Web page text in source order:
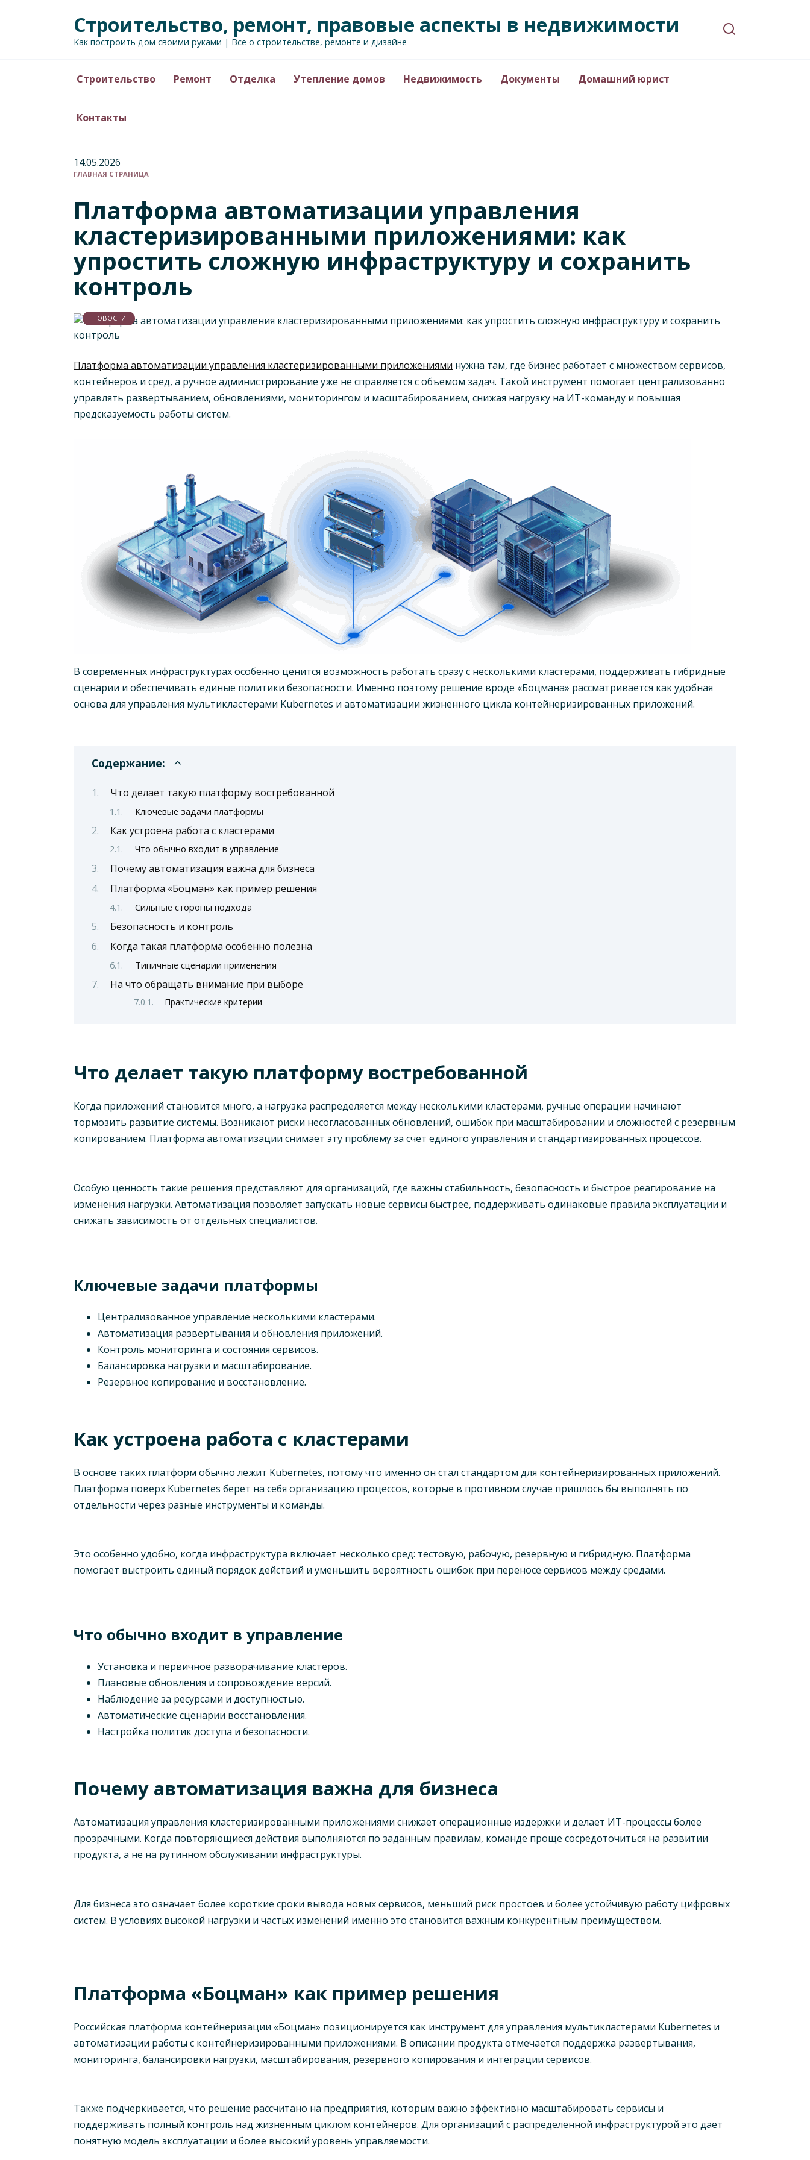
Строительство, ремонт, правовые аспекты в недвижимости
Как построить дом своими руками | Все о строительстве, ремонте и дизайне
Строительство Ремонт Отделка Утепление домов Недвижимость Документы Домашний юрист
Контакты
14.05.2026
ГЛАВНАЯ СТРАНИЦА
Платформа автоматизации управления
кластеризированными приложениями: как
упростить сложную инфраструктуру и сохранить
контроль
НОВОСТИ
Платформа автоматизации управления кластеризированными приложениями нужна там, где бизнес работает с множеством сервисов,
контейнеров и сред, а ручное администрирование уже не справляется с объемом задач. Такой инструмент помогает централизованно
управлять развертыванием, обновлениями, мониторингом и масштабированием, снижая нагрузку на ИТ-команду и повышая
предсказуемость работы систем.
В современных инфраструктурах особенно ценится возможность работать сразу с несколькими кластерами, поддерживать гибридные
сценарии и обеспечивать единые политики безопасности. Именно поэтому решение вроде «Боцмана» рассматривается как удобная
основа для управления мультикластерами Kubernetes и автоматизации жизненного цикла контейнеризированных приложений.
Содержание:
Что делает такую платформу востребованной
Ключевые задачи платформы
Как устроена работа с кластерами
Что обычно входит в управление
Почему автоматизация важна для бизнеса
Платформа «Боцман» как пример решения
Сильные стороны подхода
Безопасность и контроль
Когда такая платформа особенно полезна
Типичные сценарии применения
На что обращать внимание при выборе
Практические критерии
Что делает такую платформу востребованной
Когда приложений становится много, а нагрузка распределяется между несколькими кластерами, ручные операции начинают
тормозить развитие системы. Возникают риски несогласованных обновлений, ошибок при масштабировании и сложностей с резервным
копированием. Платформа автоматизации снимает эту проблему за счет единого управления и стандартизированных процессов.
Особую ценность такие решения представляют для организаций, где важны стабильность, безопасность и быстрое реагирование на
изменения нагрузки. Автоматизация позволяет запускать новые сервисы быстрее, поддерживать одинаковые правила эксплуатации и
снижать зависимость от отдельных специалистов.
Ключевые задачи платформы
Централизованное управление несколькими кластерами.
Автоматизация развертывания и обновления приложений.
Контроль мониторинга и состояния сервисов.
Балансировка нагрузки и масштабирование.
Резервное копирование и восстановление.
Как устроена работа с кластерами
В основе таких платформ обычно лежит Kubernetes, потому что именно он стал стандартом для контейнеризированных приложений.
Платформа поверх Kubernetes берет на себя организацию процессов, которые в противном случае пришлось бы выполнять по
отдельности через разные инструменты и команды.
Это особенно удобно, когда инфраструктура включает несколько сред: тестовую, рабочую, резервную и гибридную. Платформа
помогает выстроить единый порядок действий и уменьшить вероятность ошибок при переносе сервисов между средами.
Что обычно входит в управление
Установка и первичное разворачивание кластеров.
Плановые обновления и сопровождение версий.
Наблюдение за ресурсами и доступностью.
Автоматические сценарии восстановления.
Настройка политик доступа и безопасности.
Почему автоматизация важна для бизнеса
Автоматизация управления кластеризированными приложениями снижает операционные издержки и делает ИТ-процессы более
прозрачными. Когда повторяющиеся действия выполняются по заданным правилам, команде проще сосредоточиться на развитии
продукта, а не на рутинном обслуживании инфраструктуры.
Для бизнеса это означает более короткие сроки вывода новых сервисов, меньший риск простоев и более устойчивую работу цифровых
систем. В условиях высокой нагрузки и частых изменений именно это становится важным конкурентным преимуществом.
Платформа «Боцман» как пример решения
Российская платформа контейнеризации «Боцман» позиционируется как инструмент для управления мультикластерами Kubernetes и
автоматизации работы с контейнеризированными приложениями. В описании продукта отмечается поддержка развертывания,
мониторинга, балансировки нагрузки, масштабирования, резервного копирования и интеграции сервисов.
Также подчеркивается, что решение рассчитано на предприятия, которым важно эффективно масштабировать сервисы и
поддерживать полный контроль над жизненным циклом контейнеров. Для организаций с распределенной инфраструктурой это дает
понятную модель эксплуатации и более высокий уровень управляемости.